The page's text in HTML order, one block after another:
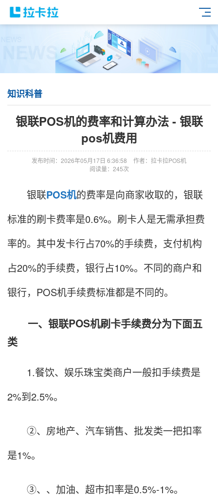
知识科普
银联POS机的费率和计算办法 - 银联
pos机费用
发布时间：2026年05月17日 6:36:58
作者：拉卡拉POS机
阅读量：245次
银联POS机的费率是向商家收取的，银联
标准的刷卡费率是0.6%。刷卡人是无需承担费
率的。其中发卡行占70%的手续费，支付机构
占20%的手续费，银行占10%。不同的商户和
银行，POS机手续费标准都是不同的。
一、银联POS机刷卡手续费分为下面五
类
1.餐饮、娱乐珠宝类商户一般扣手续费是
2%到2.5%。
②、房地产、汽车销售、批发类一把扣率
是1%。
③、、加油、超市扣率是0.5%-1%。